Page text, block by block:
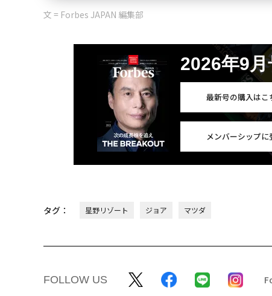
文 = Forbes JAPAN 編集部
2026年9
最新号の購入はこ
メンバーシップに
タグ： 星野リゾート ジョア マツダ
FOLLOW US